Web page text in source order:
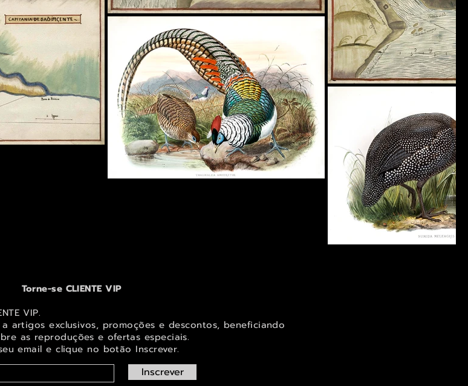
Torne-se CLIENTE VIP
VIP.
artigos exclusivos, promoções e descontos, beneficiando
e as reproduções e ofertas especiais.
email e clique no botão Inscrever.
Inscrever